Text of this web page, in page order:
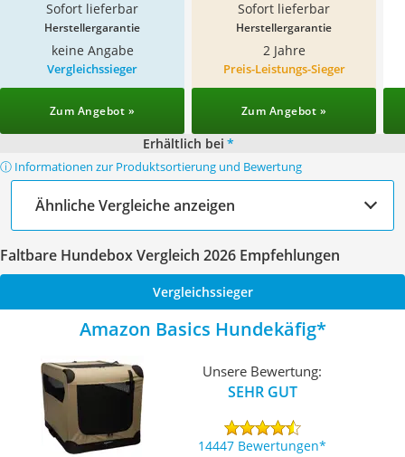
Sofort lieferbar Sofort lieferbar
Herstellergarantie
keine Angabe
Herstellergarantie
2 Jahre
Vergleichssieger
Zum Angebot »
Preis-Leistungs-Sieger
Zum Angebot »
Erhältlich bei *
ⓘ Informationen zur Produktsortierung und Bewertung
Ähnliche Vergleiche anzeigen
Faltbare Hundebox Vergleich 2026 Empfehlungen
Vergleichssieger
Amazon Basics Hundekäfig
Unsere Bewertung:
SEHR GUT
14447 Bewertungen